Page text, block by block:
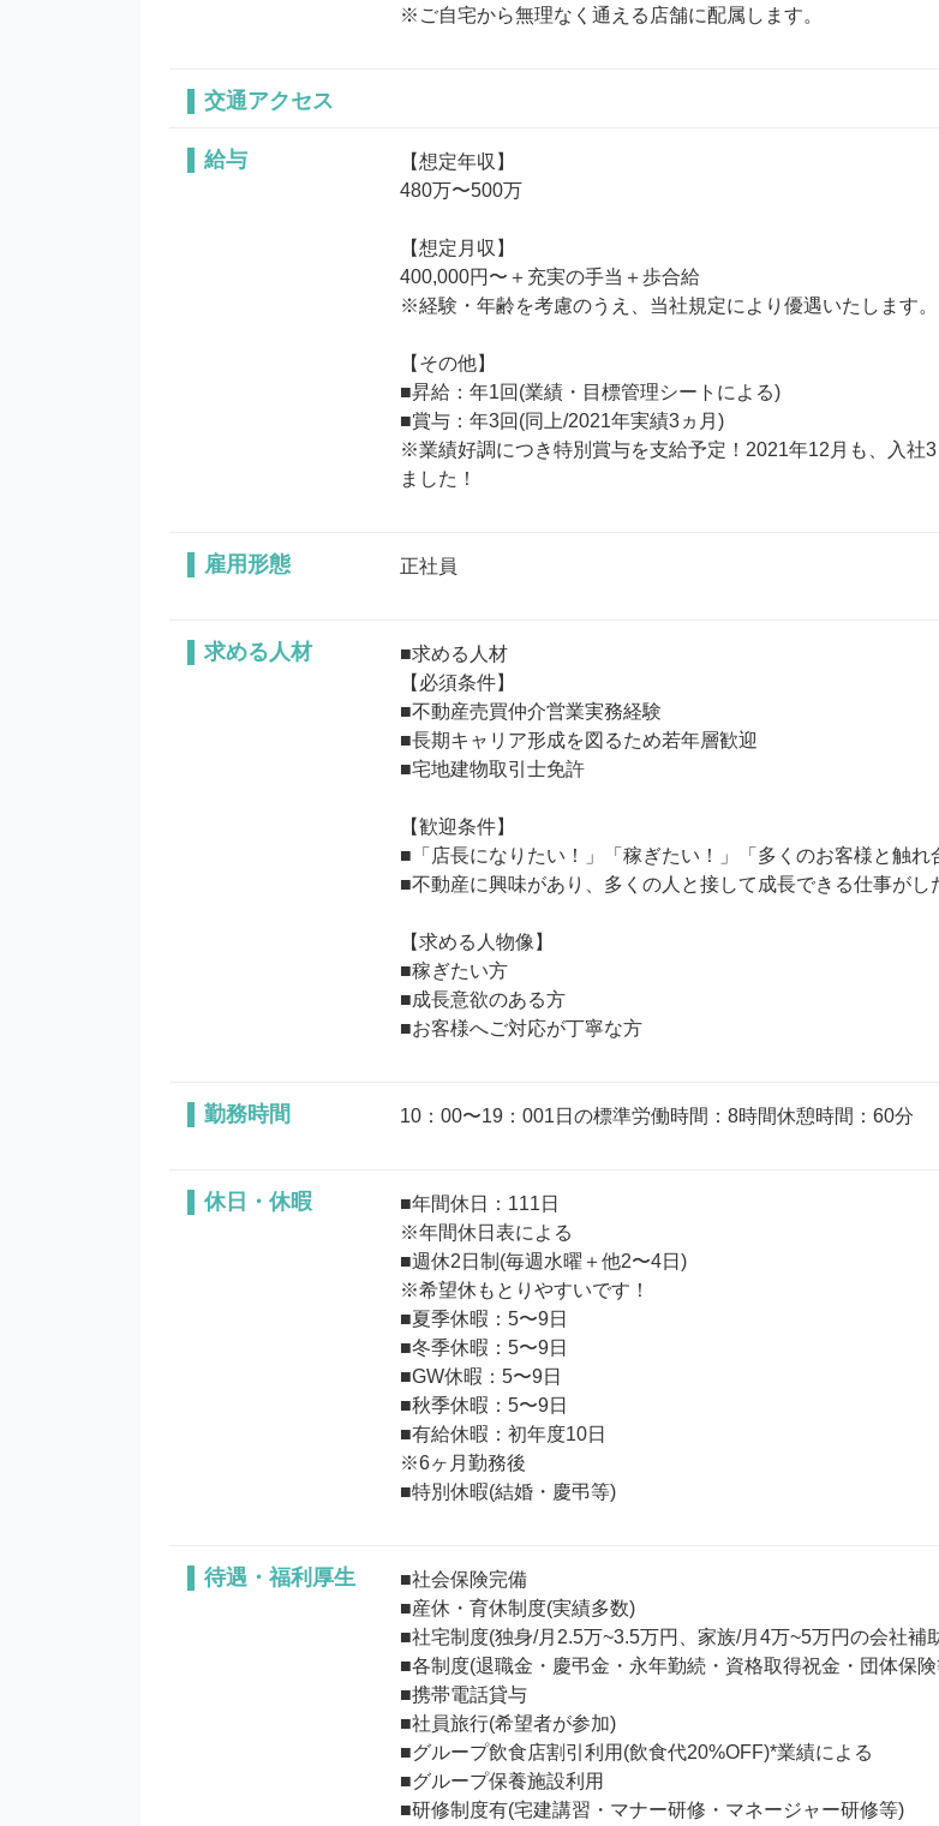
※ご自宅から無理なく通える店舗に配属します。
交通アクセス
給与
【想定年収】
480万〜500万
【想定月収】
400,000円〜＋充実の手当＋歩合給
※経験・年齢を考慮のうえ、当社規定により優遇いたします。
【その他】
■昇給：年1回(業績・目標管理シートによる)
■賞与：年3回(同上/2021年実績3ヵ月)
※業績好調につき特別賞与を支給予定！2021年12月も、入社
ました！
雇用形態 正社員
求める人材
■求める人材
【必須条件】
■不動産売買仲介営業実務経験
■長期キャリア形成を図るため若年層歓迎
■宅地建物取引士免許
【歓迎条件】
■「店長になりたい！」「稼ぎたい！」「多くのお客様と触
■不動産に興味があり、多くの人と接して成長できる仕事がし
【求める人物像】
■稼ぎたい方
■成長意欲のある方
勤務時間 10：00〜19：001日の標準労働時間：8時間休憩時間：60分
休日・休暇
■年間休日：111日
※年間休日表による
■週休2日制(毎週水曜＋他2〜4日)
※希望休もとりやすいです！
■夏季休暇：5〜9日
■冬季休暇：5〜9日
■GW休暇：5〜9日
■秋季休暇：5〜9日
■有給休暇：初年度10日
※6ヶ月勤務後
待遇・福利厚生
■社会保険完備
■産休・育休制度(実績多数)
■社宅制度(独身/月2.5万~3.5万円、家族/月4万~5万円の会社補
■各制度(退職金・慶弔金・永年勤続・資格取得祝金・団体保
■携帯電話貸与
■社員旅行(希望者が参加)
■グループ飲食店割引利用(飲食代20%OFF)*業績による
■グループ保養施設利用
■研修制度有(宅建講習・マナー研修・マネージャー研修等)